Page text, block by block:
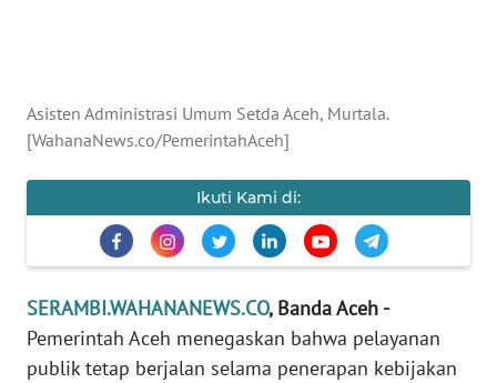
Asisten Administrasi Umum Setda Aceh, Murtala.
[WahanaNews.co/PemerintahAceh]
Ikuti Kami di:
SERAMBI.WAHANANEWS.CO, Banda Aceh -
Pemerintah Aceh menegaskan bahwa pelayanan
publik tetap berjalan selama penerapan kebijakan
INFO
PEDOMAN
MEDIA
SIBER